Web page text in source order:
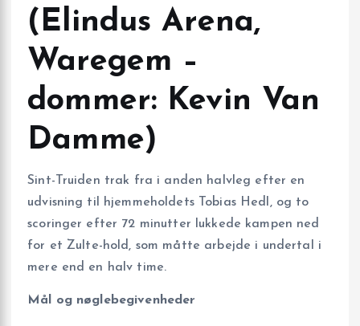
(Elindus Arena,
Waregem –
dommer: Kevin Van
Damme)
Sint-Truiden trak fra i anden halvleg efter en
udvisning til hjemmeholdets Tobias Hedl, og to
scoringer efter 72 minutter lukkede kampen ned
for et Zulte-hold, som måtte arbejde i undertal i
mere end en halv time.
Mål og nøglebegivenheder